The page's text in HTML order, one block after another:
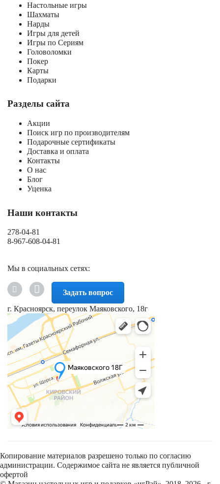
Настольные игры
Шахматы
Нарды
Игры для детей
Игры по Сериям
Головоломки
Покер
Карты
Подарки
Разделы сайта
Акции
Поиск игр по производителям
Подарочные сертификаты
Доставка и оплата
Контакты
О нас
Блог
Уценка
Наши контакты
278-04-81
8-967-608-04-81
Мы в социальных сетях:
Задать вопрос
г. Красноярск, переулок Маяковского, 18г
Копирование материалов разрешено только по согласию
администрации. Содержимое сайта не является публичной
офертой